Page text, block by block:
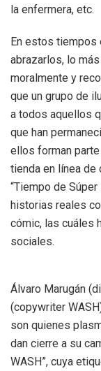
la enfermera, etc.
En estos tiempos
abrazarlos, lo
moralmente y
que un grupo de
a todos aquellos
que han
ellos forman parte
tienda en línea de
“Tiempo de
historias reales
cómic, las cuáles
sociales.
Álvaro Marugán
(copywriter
son quienes
dan cierre a su
WASH”, cuya